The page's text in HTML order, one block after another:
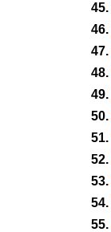
45.
46.
47.
48.
49.
50.
51.
52.
53.
54.
55.